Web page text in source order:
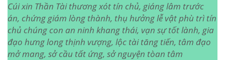
Cúi xin Thần Tài thương xót tín chủ, giáng lâm trước
án, chứng giám lòng thành, thụ hưởng lễ vật phù trì tín
chủ chúng con an ninh khang thái, vạn sự tốt lành, gia
đạo hưng long thịnh vượng, lộc tài tăng tiến, tâm đạo
mở mang, sở cầu tất ứng, sở nguyện tòan tâm